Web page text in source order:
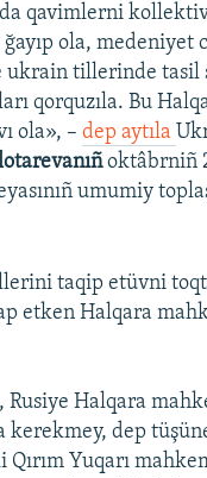
qavimlerni
ğayıp ola,
ukrain tillerinde tasil
qorquzıla. Bu
ola», –dep aytıla
oktâbrniñ
umumiy
taqip etüvni
etken Halqara
Rusiye Halqara
dep
Yuqarı